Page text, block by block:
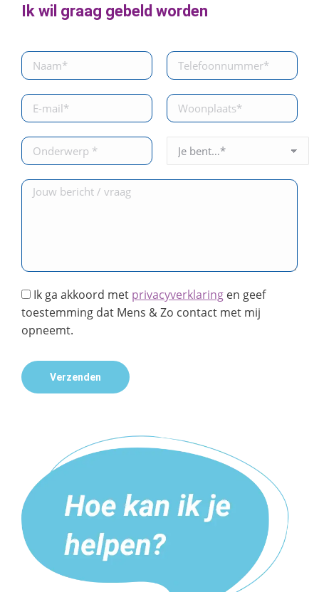
Ik wil graag gebeld worden
Ik ga akkoord met privacyverklaring en geef
toestemming dat Mens & Zo contact met mij
opneemt.